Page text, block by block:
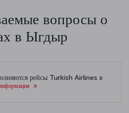
вопросы о
в Ыгдыр
рейсы Turkish Airlines в